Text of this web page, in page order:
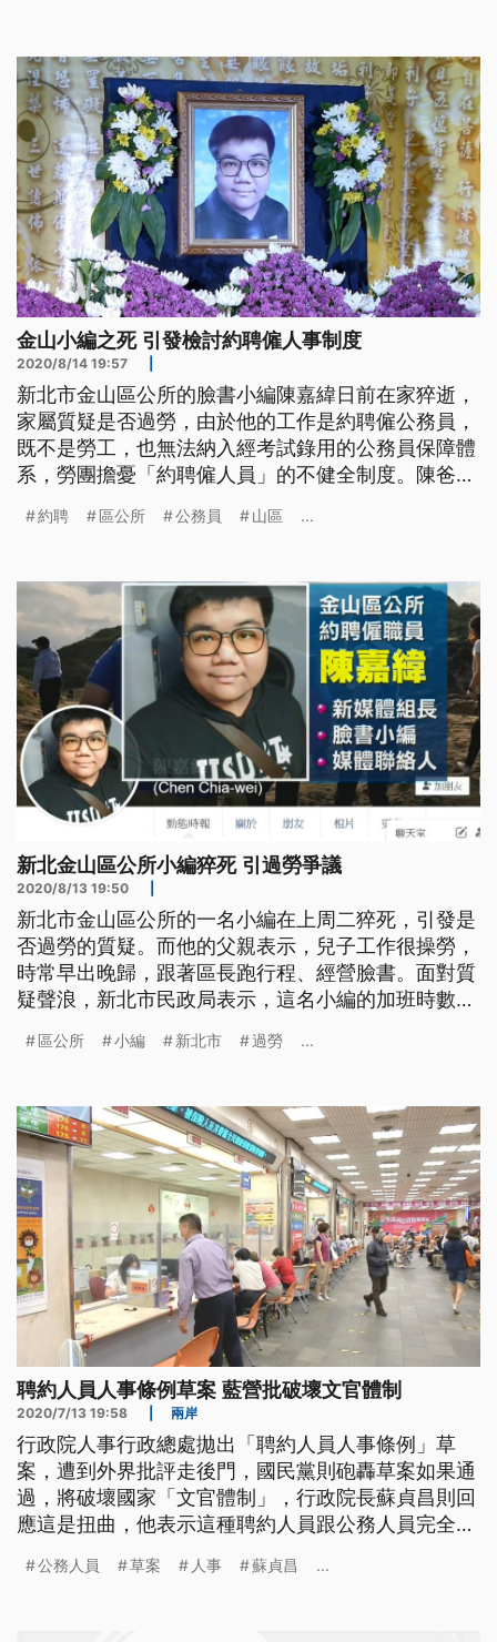
後，這份工作原本都是所內約聘僱員工陳嘉緯負責，
他一個人身兼媒體組長、臉書小編、
金山小編之死 引發檢討約聘僱人事制度
2020/8/14 19:57
新北市金山區公所的臉書小編陳嘉緯日前在家猝逝，
家屬質疑是否過勞，由於他的工作是約聘僱公務員，
既不是勞工，也無法納入經考試錄用的公務員保障體
系，勞團擔憂「約聘僱人員」的不健全制度。陳爸爸
的陳嘉緯。 打開金山區公所臉書粉專，紀錄著大大
後，這份工作原本都是所內約聘僱員工陳嘉緯負責，
他一個人身兼媒體組長、臉書小編、
約聘 區公所 公務員 山區 ...
新北金山區公所小編猝死 引過勞爭議
2020/8/13 19:50
新北市金山區公所的一名小編在上周二猝死，引發是
否過勞的質疑。而他的父親表示，兒子工作很操勞，
時常早出晚歸，跟著區長跑行程、經營臉書。面對質
疑聲浪，新北市民政局表示，這名小編的加班時數每
員，沒有受勞基法的七休一規範。而勞工局也說明，
編陳嘉緯疑似過勞往生，13日家屬舉辦告別式，陳爸
爸準備了陳情書，在公祭前遞給新
區公所 小編 新北市 過勞 ...
聘約人員人事條例草案 藍營批破壞文官體制
2020/7/13 19:58 兩岸
行政院人事行政總處拋出「聘約人員人事條例」草
案，遭到外界批評走後門，國民黨則砲轟草案如果通
過，將破壞國家「文官體制」，行政院長蘇貞昌則回
應這是扭曲，他表示這種聘約人員跟公務人員完全不
以及相關的法制。 行政院人事行政總處拋出「聘約
公務人員 草案 人事 蘇貞昌 ...